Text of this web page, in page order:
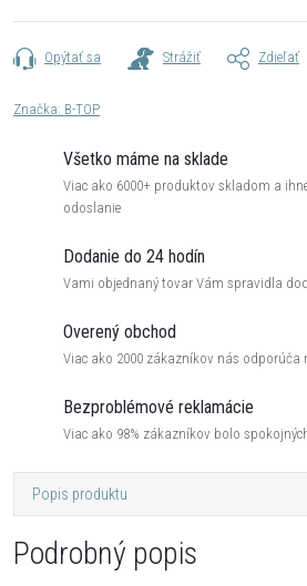
Opýtať sa Strážiť Zdieľať
Značka: B-TOP
Všetko máme na sklade
Viac ako 6000+ produktov skladom a
odoslanie
Dodanie do 24 hodín
Vami objednaný tovar Vám spravidla
Overený obchod
Viac ako 2000 zákazníkov nás odporúča
Bezproblémové reklamácie
Viac ako 98% zákazníkov bolo
Popis produktu
Podrobný popis